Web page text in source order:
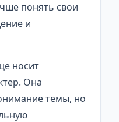
понять свои
и
носит
Она
темы, но